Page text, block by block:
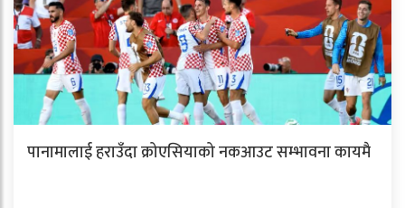
पानामालाई हराउँदा क्रोएसियाको नकआउट सम्भावना कायमै